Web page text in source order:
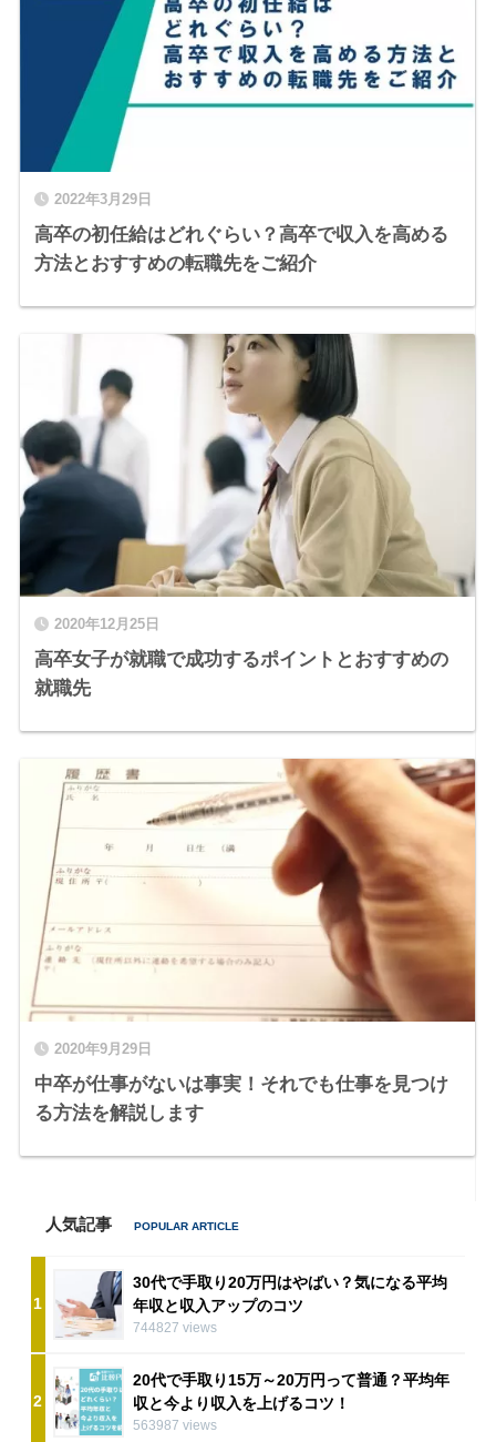
2022年3月29日
高卒の初任給はどれぐらい？高卒で収入を高める
方法とおすすめの転職先をご紹介
2020年12月25日
高卒女子が就職で成功するポイントとおすすめの
就職先
2020年9月29日
中卒が仕事がないは事実！それでも仕事を見つけ
る方法を解説します
人気記事
1
30代で手取り20万円はやばい？気になる平均
年収と収入アップのコツ
744827 views
2
20代で手取り15万～20万円って普通？平均年
収と今より収入を上げるコツ！
563987 views